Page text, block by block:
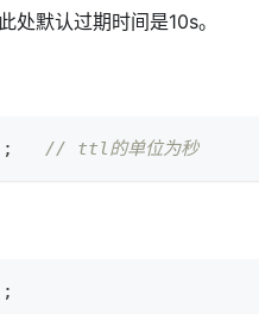
处默认过期时间是10s。
; // ttl的单位为秒
;